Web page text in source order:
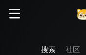
搜索 社区